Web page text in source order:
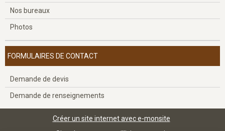
Nos bureaux
Photos
FORMULAIRES DE CONTACT
Demande de devis
Demande de renseignements
Créer un site internet avec e-monsite